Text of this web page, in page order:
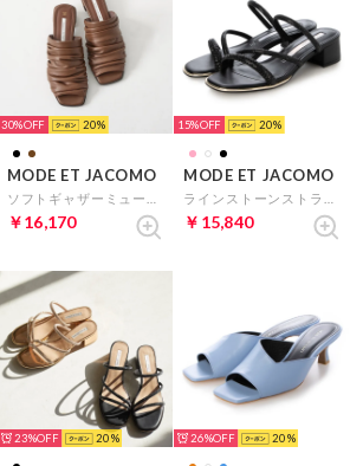
30% 20
MODE ET JACOMO
￥16,170
15% 20
MODE ET JACOMO
￥15,840
23% 20 26% 20